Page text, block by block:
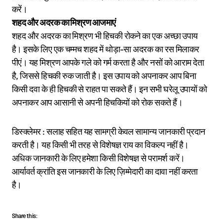
करें।
शहद और अदरक का मिश्रण आजमाएं
शहद और अदरक का मिश्रण भी हिचकी रोकने का एक अच्छा उपाय
है। इसके लिए एक चम्मच शहद में थोड़ा-सा अदरक का रस मिलाकर
पीएं। यह मिश्रण आपके गले को गर्म करता है और नसों को आराम देता
है, जिससे हिचकी रुक जाती है। इस उपाय को अपनाकर आप बिना
किसी दवा के ही हिचकी से राहत पा सकते हैं। इन सभी घरेलू उपायों को
अपनाकर आप आसानी से अपनी हिचकियों को रोक सकते हैं।
डिस्क्लेमर : सलाह सहित यह सामग्री केवल सामान्य जानकारी प्रदान
करती है। यह किसी भी तरह से विशेषज्ञ राय का विकल्प नहीं है।
अधिक जानकारी के लिए हमेशा किसी विशेषज्ञ से परामर्श करें।
आर्यावर्त क्रांति इस जानकारी के लिए ज़िम्मेदारी का दावा नहीं करता
है।
Share this: